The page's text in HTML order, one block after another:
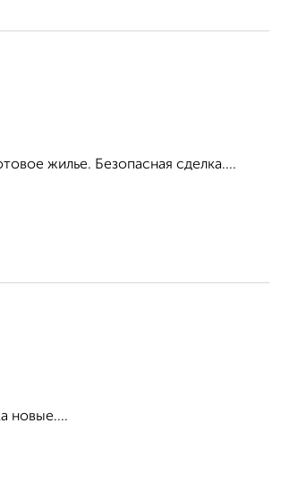
жилье. Безопасная сделка....
новые....